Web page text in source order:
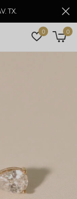
0 0
TX.